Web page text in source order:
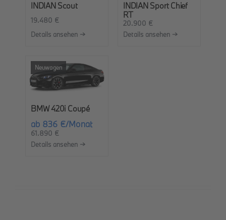
INDIAN Scout
19.480 €
Details ansehen →
INDIAN Sport Chief
RT
20.900 €
Details ansehen →
Neuwagen
BMW 420i Coupé
ab 836 €/Monat
61.890 €
Details ansehen →